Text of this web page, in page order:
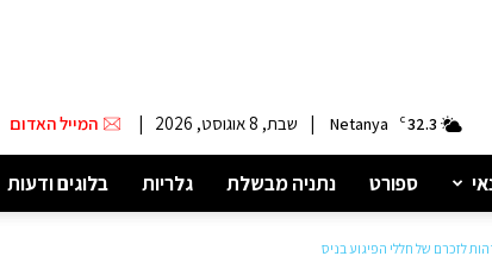
32.3
C
Netanya
| שבת, 8 אוגוסט, 2026 | המייל האדום
ספורט נתניה מבשלת גלריות בלוגים ודעות
לזכרם של חללי הפיגוע בניס